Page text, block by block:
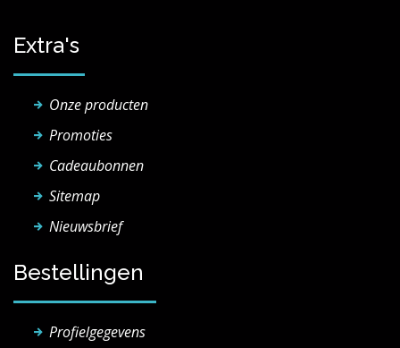
Extra's
Onze producten
Promoties
Cadeaubonnen
Sitemap
Nieuwsbrief
Bestellingen
Profielgegevens